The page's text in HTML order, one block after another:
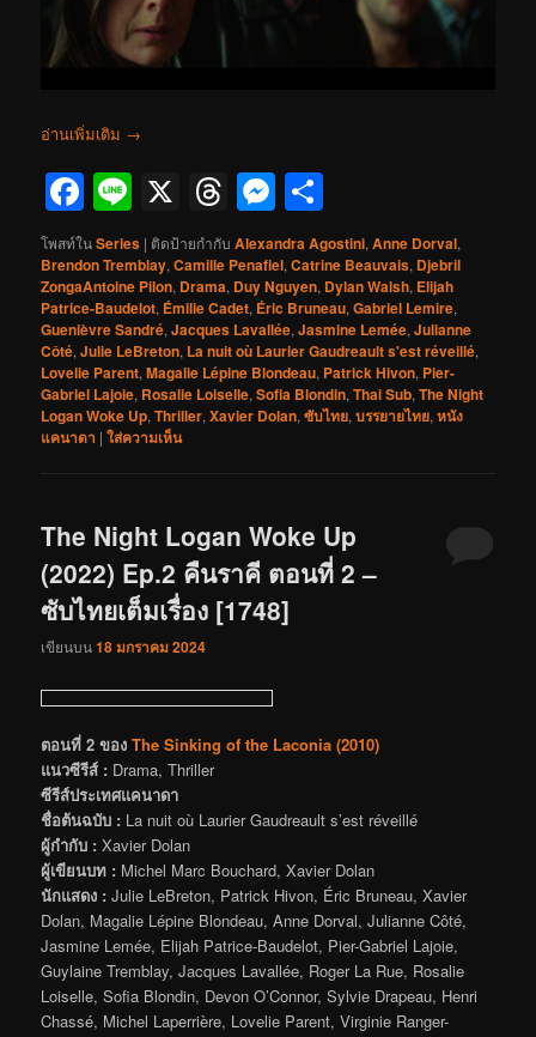
อ่านเพิ่มเติม →
Facebook
Line
X Threads
Messenger
โพสท์ในSeries | ติดป้ายกำกับ Alexandra Agostini,Anne Dorval,
Brendon Tremblay,Camille Penafiel,Catrine Beauvais, Djebril
ZongaAntoine Pilon, Drama, Duy Nguyen, Dylan Walsh, Elijah
Patrice-Baudelot, Émilie Cadet, Éric Bruneau,Gabriel Lemire,
Guenièvre Sandré,Jacques Lavallée,Jasmine Lemée,Julianne
Côté,Julie LeBreton, La nuit où Laurier Gaudreault s'est réveillé,
Lovelie Parent,Magalie Lépine Blondeau, Patrick Hivon, Pier-
Gabriel Lajoie, Rosalie Loiselle,Sofia Blondin,Thai Sub,The Night
Logan Woke Up,Thriller,Xavier Dolan,ซับไทย,บรรยายไทย,หนัง
แคนาดา |ใส่ความเห็น
The Night Logan Woke Up
(2022) Ep.2 คืนราคี ตอนที่ 2 –
ซับไทยเต็มเรื่อง [1748]
เขียนบน18 มกราคม 2024
ตอนที่ 2 ของ The Sinking of the Laconia (2010)
แนวซีรีส์ : Drama, Thriller
ซีรีส์ประเทศแคนาดา
ชื่อต้นฉบับ : La nuit où Laurier Gaudreault s’est réveillé
ผู้กำกับ : Xavier Dolan
ผู้เขียนบท : Michel Marc Bouchard, Xavier Dolan
นักแสดง : Julie LeBreton, Patrick Hivon, Éric Bruneau, Xavier
Dolan, Magalie Lépine Blondeau, Anne Dorval, Julianne Côté,
Jasmine Lemée, Elijah Patrice-Baudelot, Pier-Gabriel Lajoie,
Guylaine Tremblay, Jacques Lavallée, Roger La Rue, Rosalie
Loiselle, Sofia Blondin, Devon O’Connor, Sylvie Drapeau, Henri
Chassé, Michel Laperrière, Lovelie Parent, Virginie Ranger-